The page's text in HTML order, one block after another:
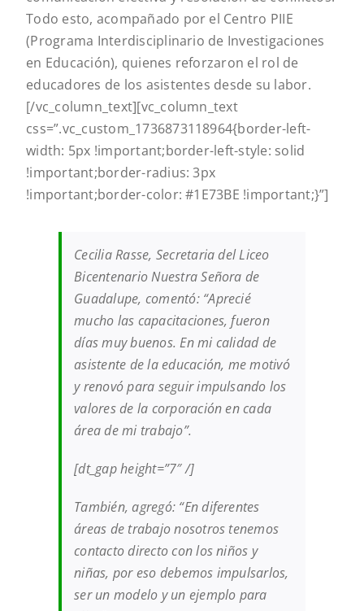
Todo esto, acompañado por el Centro PIIE
(Programa Interdisciplinario de Investigaciones
en Educación), quienes reforzaron el rol de
educadores de los asistentes desde su labor.
[/vc_column_text][vc_column_text
css=”.vc_custom_1736873118964{border-left-
width: 5px !important;border-left-style: solid
!important;border-radius: 3px
!important;border-color: #1E73BE !important;}”]
Cecilia Rasse, Secretaria del Liceo
Bicentenario Nuestra Señora de
Guadalupe, comentó: “Aprecié
mucho las capacitaciones, fueron
días muy buenos. En mi calidad de
asistente de la educación, me motivó
y renovó para seguir impulsando los
valores de la corporación en cada
área de mi trabajo”.
[dt_gap height=”7″ /]
También, agregó: “En diferentes
áreas de trabajo nosotros tenemos
contacto directo con los niños y
niñas, por eso debemos impulsarlos,
ser un modelo y un ejemplo para